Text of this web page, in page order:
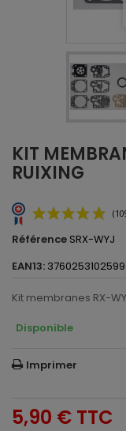
KIT
RUIXING
Référence SRX-WYJ
EAN13: 3760253102599
Kit membranes RX-
Disponible
Imprimer
5,90 € TTC